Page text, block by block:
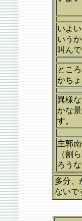
いよ
いう
叫ん
とこ
かち
異様
かな
す。
主郭
（割
ろうな
多分、
ないで